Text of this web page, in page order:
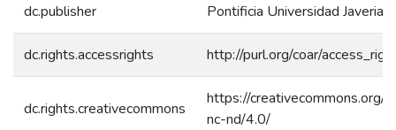
dc.publisher Pontificia Universidad
dc.rights.accessrights http://purl.org/coar/
dc.rights.creativecommons
https://creativecommons.org/
nc-nd/4.0/